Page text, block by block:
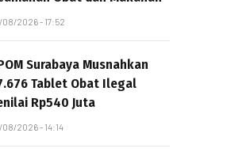
08/2026 - 17:52
Surabaya Musnahkan
Tablet Obat Ilegal
Rp540 Juta
08/2026 - 14:14